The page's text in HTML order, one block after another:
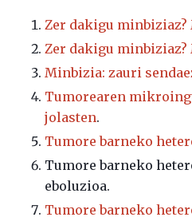
Zer dakigu
Zer dakigu
Minbizia: zauri
Tumorearen
jolasten.
Tumore barneko
Tumore barneko
eboluzioa.
Tumore barneko